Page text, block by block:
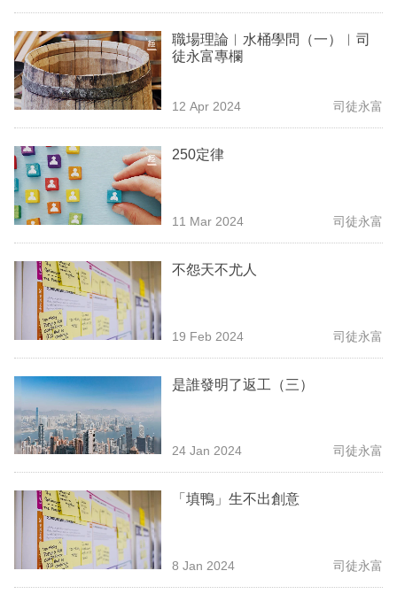
職場理論︳水桶學問（一）︳司
徒永富專欄
12 Apr 2024 司徒永富
250定律
11 Mar 2024 司徒永富
不怨天不尤人
19 Feb 2024 司徒永富
是誰發明了返工（三）
24 Jan 2024 司徒永富
「填鴨」生不出創意
8 Jan 2024 司徒永富